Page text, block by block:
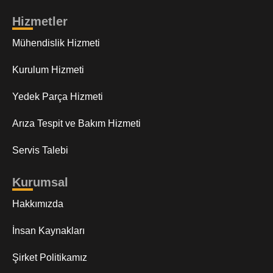
Hizmetler
Mühendislik Hizmeti
Kurulum Hizmeti
Yedek Parça Hizmeti
Arıza Tespit ve Bakım Hizmeti
Servis Talebi
Kurumsal
Hakkımızda
İnsan Kaynakları
Şirket Politikamız